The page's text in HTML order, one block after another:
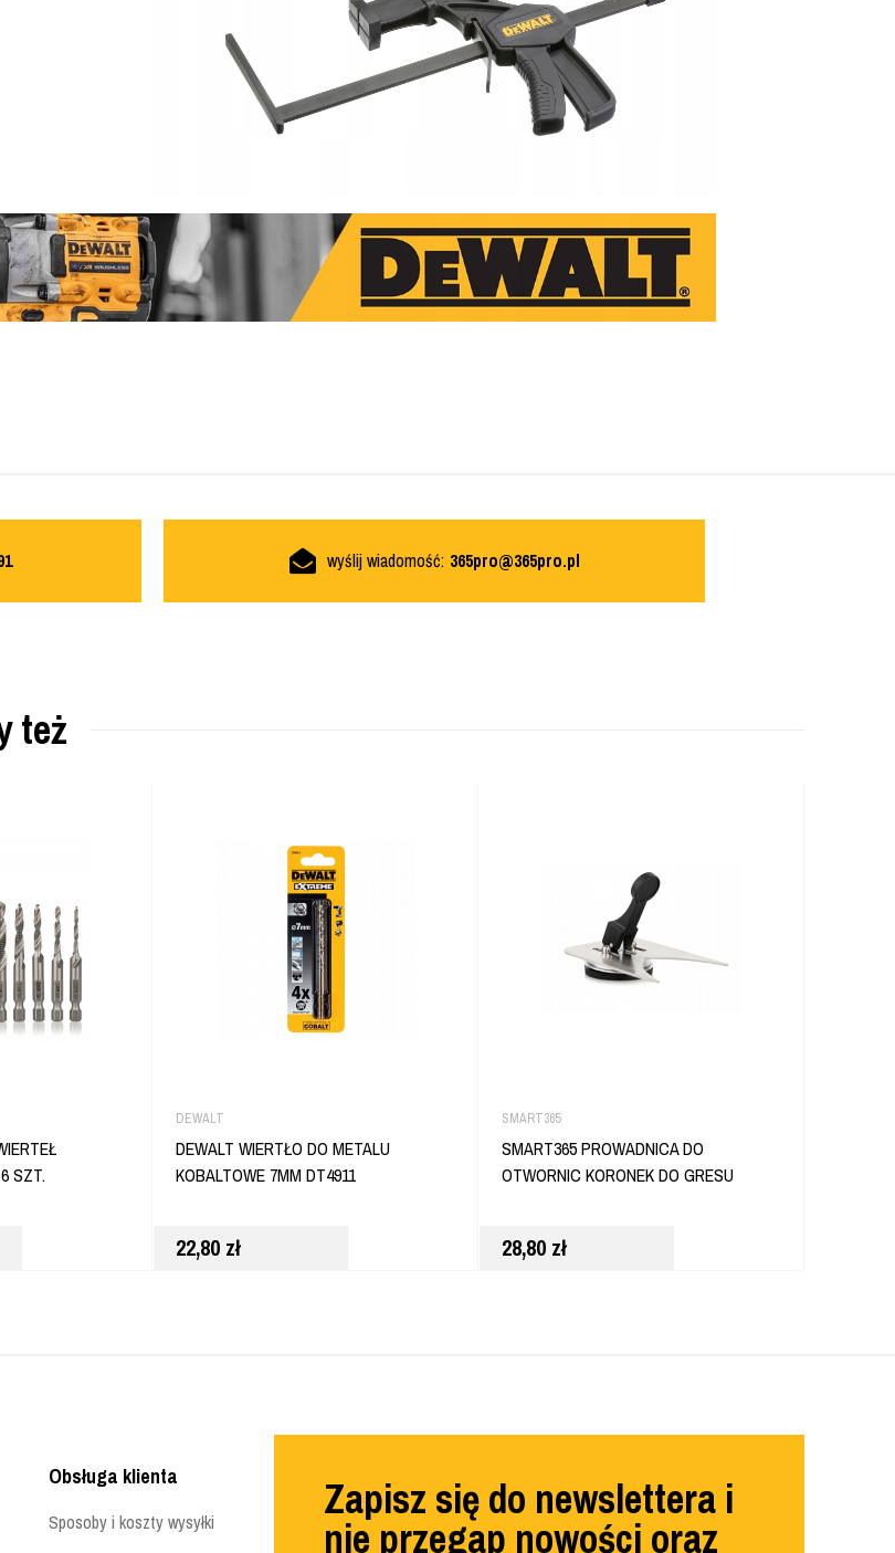
wyślij wiadomość: 365pro@365pro.pl
też
SZT.
DEWALT
DEWALT WIERTŁO DO METALU
KOBALTOWE 7MM DT4911
22,80 zł
SMART365
SMART365 PROWADNICA DO
OTWORNIC KORONEK DO GRESU
28,80 zł
Zapisz się do newslettera i
nie przegap nowości oraz
Obsługa klienta
Sposoby i koszty wysyłki